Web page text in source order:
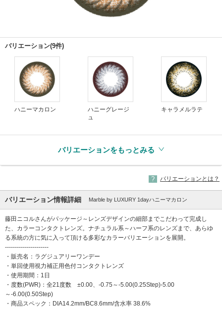
バリエーション(9件)
ハニーマカロン
ハニーグレージ
ュ
キャラメルラテ
バリエーションをもっとみる
バリエーションとは？
バリエーション情報詳細 Marble by LUXURY 1dayハニーマカロン
藤田ニコルさんがパッケージ～レンズデザインの細部までこだわって完成し
た、カラーコンタクトレンズ。ナチュラル系～ハーフ系のレンズまで、あらゆ
る系統の方に気に入って頂ける多彩なカラーバリエーションを展開。
----------------------
・販売名：ラグジュアリーワンデー
・単回使用視力補正用色付コンタクトレンズ
・使用期間：1日
・度数(PWR)：全21度数 ±0.00、-0.75～-5.00(0.25Step)-5.00
～-6.00(0.50Step)
・商品スペック：DIA14.2mm/BC8.6mm/含水率 38.6%